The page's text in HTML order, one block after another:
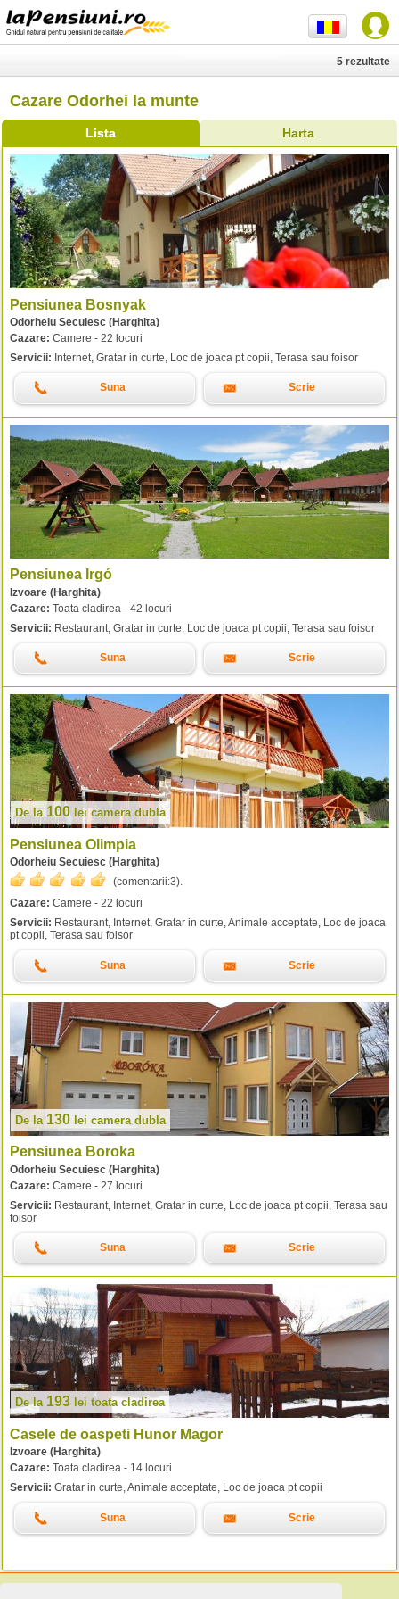
Cazare Odorhei la munte
Lista Harta
5 rezultate
Pensiunea Bosnyak
Odorheiu Secuiesc (Harghita)
Cazare: Camere - 22 locuri
Servicii: Internet, Gratar in curte, Loc de joaca pt copii, Terasa sau foisor
Suna Scrie
Pensiunea Irgó
Izvoare (Harghita)
Cazare: Toata cladirea - 42 locuri
Servicii: Restaurant, Gratar in curte, Loc de joaca pt copii, Terasa sau foisor
Suna Scrie
De la100 leicamera dubla
Pensiunea Olimpia
Odorheiu Secuiesc (Harghita)
(comentarii:3).
Cazare: Camere - 22 locuri
Servicii: Restaurant, Internet, Gratar in curte, Animale acceptate, Loc de joaca
pt copii, Terasa sau foisor
Suna Scrie
De la 130 lei camera dubla
Pensiunea Boroka
Odorheiu Secuiesc (Harghita)
Cazare: Camere - 27 locuri
Servicii: Restaurant, Internet, Gratar in curte, Loc de joaca pt copii, Terasa sau
foisor
Suna Scrie
De la 193 lei toata cladirea
Casele de oaspeti Hunor Magor
Izvoare (Harghita)
Cazare: Toata cladirea - 14 locuri
Servicii: Gratar in curte, Animale acceptate, Loc de joaca pt copii
Suna Scrie